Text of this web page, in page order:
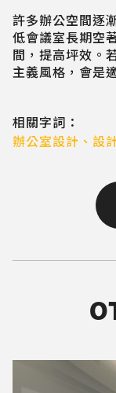
許多辦公空間逐
低會議室長期空
間，提高坪效。
主義風格，會是
相關字詞：
辦公室設計 、 設